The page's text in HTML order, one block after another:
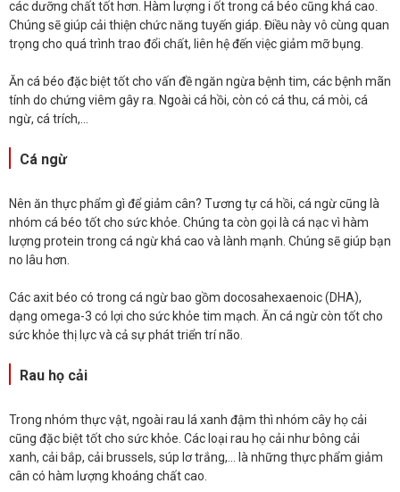
các dưỡng chất tốt hơn. Hàm lượng i ốt trong cá béo cũng khá cao.
Chúng sẽ giúp cải thiện chức năng tuyến giáp. Điều này vô cùng quan
trọng cho quá trình trao đổi chất, liên hệ đến việc giảm mỡ bụng.
Ăn cá béo đặc biệt tốt cho vấn đề ngăn ngừa bệnh tim, các bệnh mãn
tính do chứng viêm gây ra. Ngoài cá hồi, còn có cá thu, cá mòi, cá
ngừ, cá trích,...
Cá ngừ
Nên ăn thực phẩm gì để giảm cân? Tương tự cá hồi, cá ngừ cũng là
nhóm cá béo tốt cho sức khỏe. Chúng ta còn gọi là cá nạc vì hàm
lượng protein trong cá ngừ khá cao và lành mạnh. Chúng sẽ giúp bạn
no lâu hơn.
Các axit béo có trong cá ngừ bao gồm docosahexaenoic (DHA),
dạng omega-3 có lợi cho sức khỏe tim mạch. Ăn cá ngừ còn tốt cho
sức khỏe thị lực và cả sự phát triển trí não.
Rau họ cải
Trong nhóm thực vật, ngoài rau lá xanh đậm thì nhóm cây họ cải
cũng đặc biệt tốt cho sức khỏe. Các loại rau họ cải như bông cải
xanh, cải bắp, cải brussels, súp lơ trắng,... là những thực phẩm giảm
cân có hàm lượng khoáng chất cao.